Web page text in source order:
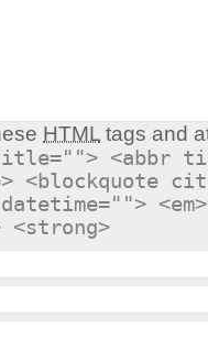
HTML tags and
<abbr
<blockquote
<strong>